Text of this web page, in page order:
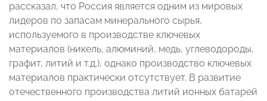
рассказал, что Россия является одним из мировых
лидеров по запасам минерального сырья,
используемого в производстве ключевых
материалов (никель, алюминий, медь, углеводороды,
графит, литий и т.д.), однако производство ключевых
материалов практически отсутствует. В развитие
отечественного производства литий ионных батарей